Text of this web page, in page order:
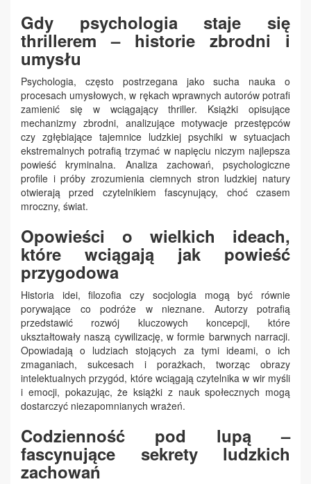
Gdy psychologia staje się
thrillerem – historie zbrodni i
umysłu
Psychologia, często postrzegana jako sucha nauka o
procesach umysłowych, w rękach wprawnych autorów potrafi
zamienić się w wciągający thriller. Książki opisujące
mechanizmy zbrodni, analizujące motywacje przestępców
czy zgłębiające tajemnice ludzkiej psychiki w sytuacjach
ekstremalnych potrafią trzymać w napięciu niczym najlepsza
powieść kryminalna. Analiza zachowań, psychologiczne
profile i próby zrozumienia ciemnych stron ludzkiej natury
otwierają przed czytelnikiem fascynujący, choć czasem
mroczny, świat.
Opowieści o wielkich ideach,
które wciągają jak powieść
przygodowa
Historia idei, filozofia czy socjologia mogą być równie
porywające co podróże w nieznane. Autorzy potrafią
przedstawić rozwój kluczowych koncepcji, które
ukształtowały naszą cywilizację, w formie barwnych narracji.
Opowiadają o ludziach stojących za tymi ideami, o ich
zmaganiach, sukcesach i porażkach, tworząc obrazy
intelektualnych przygód, które wciągają czytelnika w wir myśli
i emocji, pokazując, że książki z nauk społecznych mogą
dostarczyć niezapomnianych wrażeń.
Codzienność pod lupą –
fascynujące sekrety ludzkich
zachowań